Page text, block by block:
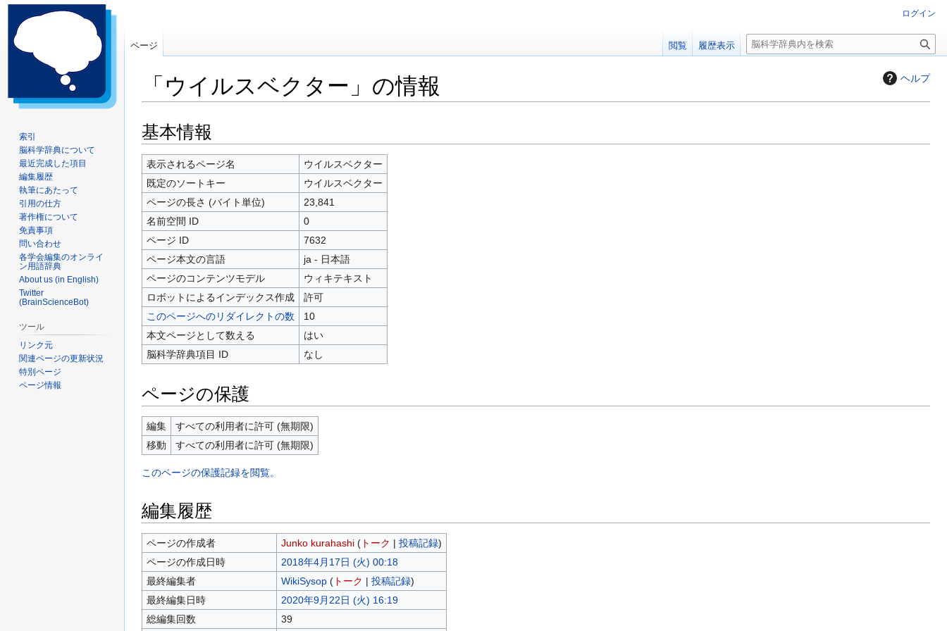
ヘルプ
「ウイルスベクター」の情報
ナ
ビ
ゲ
ー
シ
ョ
ン
移
動
検
索
に
移
動
基本情報
表示されるページ名
ウイルスベクター
既定のソートキー
ウイルスベクター
ページの長さ (バイト単位)
23,841
名前空間 ID
0
ページ ID
7632
ページ本文の言語
ja - 日本語
ページのコンテンツモデル
ウィキテキスト
ロボットによるインデックス作成
許可
このページへのリダイレクトの数
10
本文ページとして数える
はい
脳科学辞典項目 ID
なし
ページの保護
編集
すべての利用者に許可 (無期限)
移動
すべての利用者に許可 (無期限)
このページの保護記録を閲覧。
編集履歴
ページの作成者 Junko kurahashi (トーク | 投稿記録)
ページの作成日時
2018年4月17日 (火) 00:18
最終編集者
WikiSysop (トーク | 投稿記録)
最終編集日時
2020年9月22日 (火) 16:19
総編集回数
39
ログイン
ページ 閲覧 履歴表示
検
索
索引
脳科学辞典について
最近完成した項目
編集履歴
執筆にあたって
引用の仕方
著作権について
免責事項
問い合わせ
各学会編集のオンライ
ン用語辞典
About us (in English)
Twitter
(BrainScienceBot)
ツール
リンク元
関連ページの更新状況
特別ページ
ページ情報